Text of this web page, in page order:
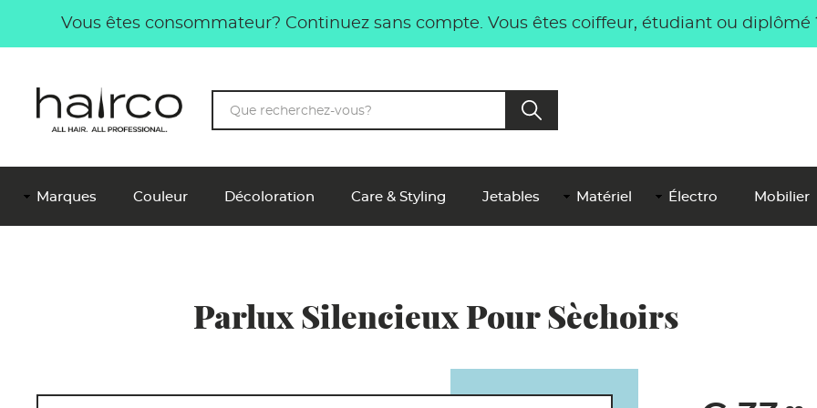
Aller au contenu principal
Vous êtes consommateur? Continuez sans compte. Vous êtes coiffeur, étudiant ou diplômé
Mots-
clés
Main
Navigation
Marques Couleur Décoloration Care & Styling Jetables Matériel Électro Mobilier
Parlux Silencieux Pour Sèchoirs